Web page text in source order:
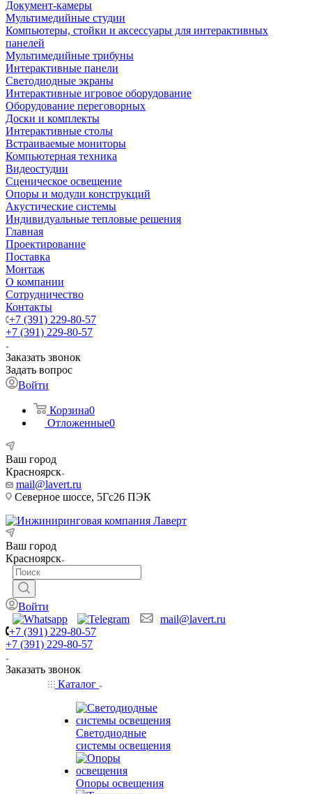
Документ-камеры
Мультимедийные студии
Компьютеры, стойки и аксессуары для интерактивных
панелей
Мультимедийные трибуны
Интерактивные панели
Светодиодные экраны
Интерактивные игровое оборудование
Оборудование переговорных
Доски и комплекты
Интерактивные столы
Встраиваемые мониторы
Компьютерная техника
Видеостудии
Cценическое освещение
Опоры и модули конструкций
Акустические системы
Индивидуальные тепловые решения
Главная
Проектирование
Поставка
Монтаж
О компании
Сотрудничество
Контакты
+7 (391) 229-80-57
+7 (391) 229-80-57
Заказать звонок
Задать вопрос
Войти
Корзина0
Отложенные0
Ваш город
Красноярск
mail@lavert.ru
Северное шоссе, 5Гс26 ПЭК
Ваш город
Красноярск
Войти
mail@lavert.ru
+7 (391) 229-80-57
+7 (391) 229-80-57
Заказать звонок
Каталог
Светодиодные
системы освещения
Опоры освещения